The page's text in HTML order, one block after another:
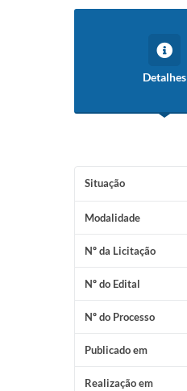
Detalhes
Situação
Modalidade
Nº da Licitação
Nº do Edital
Nº do Processo
Publicado em
Realização em